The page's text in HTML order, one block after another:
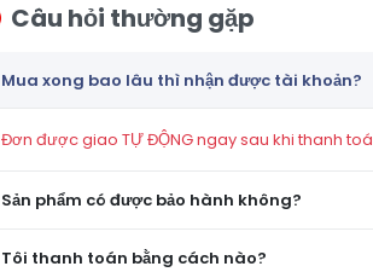
Câu hỏi thường gặp
Mua xong bao lâu thì nhận được tài khoản?
Đơn được giao TỰ ĐỘNG ngay sau khi thanh
Sản phẩm có được bảo hành không?
Tôi thanh toán bằng cách nào?